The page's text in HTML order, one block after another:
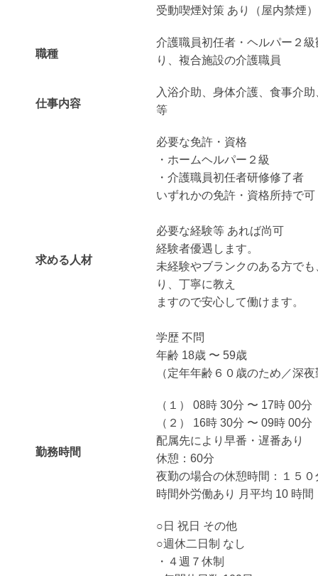
受動喫煙対策 あり（屋内禁煙）
職種
介護職員初任者・ヘルパー２
り、複合施設の介護職員
仕事内容
入浴介助、身体介護、食事介
等
求める人材
必要な免許・資格
・ホームヘルパー２級
・介護職員初任者研修修了者
いずれかの免許・資格所持で可
必要な経験等 あれば尚可
経験者優遇します。
未経験やブランクのある方で
り、丁寧に教え
ますので安心して働けます。
学歴 不問
年齢 18歳 〜 59歳
（定年年齢６０歳のため／深
勤務時間
（１） 08時 30分 〜 17時 00分
（２） 16時 30分 〜 09時 00分
配属先により早番・遅番あり
休憩：60分
夜勤の場合の休憩時間：１５０
時間外労働あり 月平均 10 時間
○日 祝日 その他
○週休二日制 なし
・４週７休制